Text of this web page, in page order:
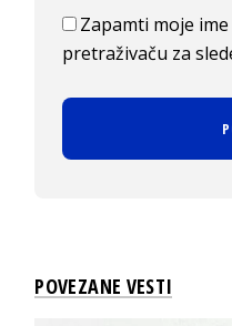
Zapamti moje
pretraživaču za
POVEZANE VESTI